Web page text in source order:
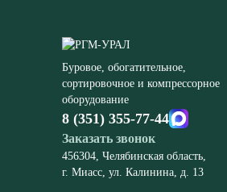
Буровое, обогатительное,
сортировочное и компрессорное
оборудование
8 (351) 355-77-44
Заказать звонок
456304, Челябинская область,
г. Миасс, ул. Калинина, д. 13